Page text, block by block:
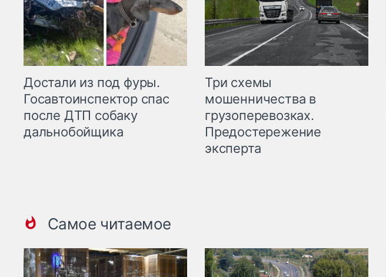
Достали из под фуры.
Госавтоинспектор спас
после ДТП собаку
дальнобойщика
Три схемы
мошенничества в
грузоперевозках.
Предостережение
эксперта
Самое читаемое